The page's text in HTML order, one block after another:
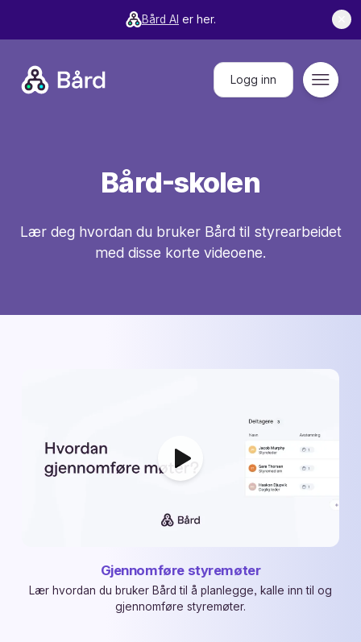
Bård AI er her.
Bård Logg inn
Meny
Bård-skolen
Lær deg hvordan du bruker Bård til styrearbeidet
med disse korte videoene.
Gjennomføre styremøter
Lær hvordan du bruker Bård til å planlegge, kalle inn til og
gjennomføre styremøter.